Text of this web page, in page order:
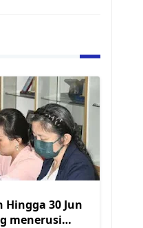
30 Jun
menerusi